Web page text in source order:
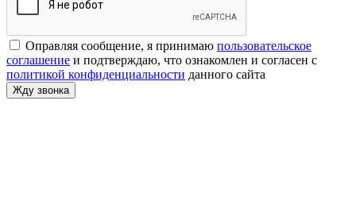
Оправляя сообщение, я принимаю пользовательское
соглашение и подтверждаю, что ознакомлен и согласен с
политикой конфиденциальности данного сайта